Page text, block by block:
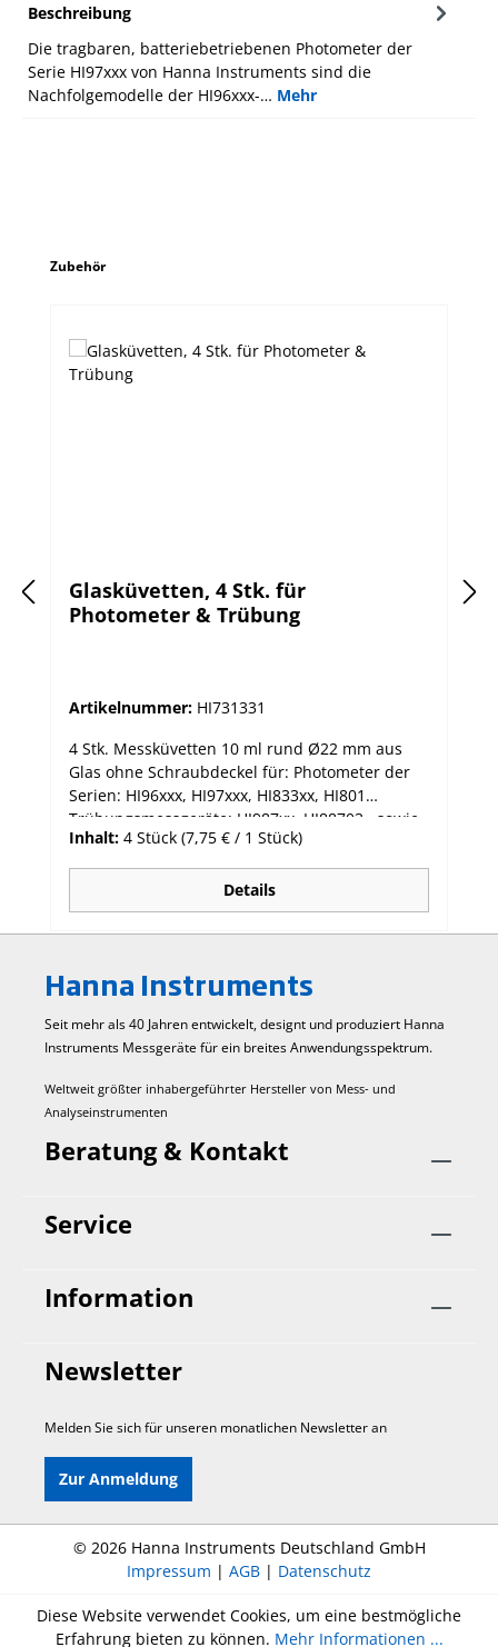
Beschreibung
Die tragbaren, batteriebetriebenen Photometer der
Serie HI97xxx von Hanna Instruments sind die
Nachfolgemodelle der HI96xxx-… Mehr
Produktgalerie überspringen
Zubehör
Glasküvetten, 4 Stk. für
Photometer & Trübung
Artikelnummer: HI731331
4 Stk. Messküvetten 10 ml rund Ø22 mm aus
Glas ohne Schraubdeckel für: Photometer der
Serien: HI96xxx, HI97xxx, HI833xx, HI801
Trübungsmessgeräte: HI987xx, HI88703 , sowie
des Modells HI93414
Inhalt: 4 Stück (7,75 € / 1 Stück)
Details
Hanna Instruments
Seit mehr als 40 Jahren entwickelt, designt und produziert Hanna
Instruments Mess­geräte für ein breites Anwendungs­spektrum.
Weltweit größter inhabergeführter Hersteller von Mess- und
Analyseinstrumenten
Beratung & Kontakt
Service
Information
Newsletter
Melden Sie sich für unseren monatlichen Newsletter an
Zur Anmeldung
© 2026 Hanna Instruments Deutschland GmbH
Impressum | AGB | Datenschutz
Diese Website verwendet Cookies, um eine bestmögliche
Erfahrung bieten zu können. Mehr Informationen ...